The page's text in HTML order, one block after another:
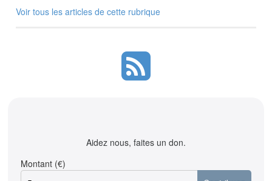
Voir tous les articles de cette rubrique
Aidez nous, faites un don.
Montant (€)